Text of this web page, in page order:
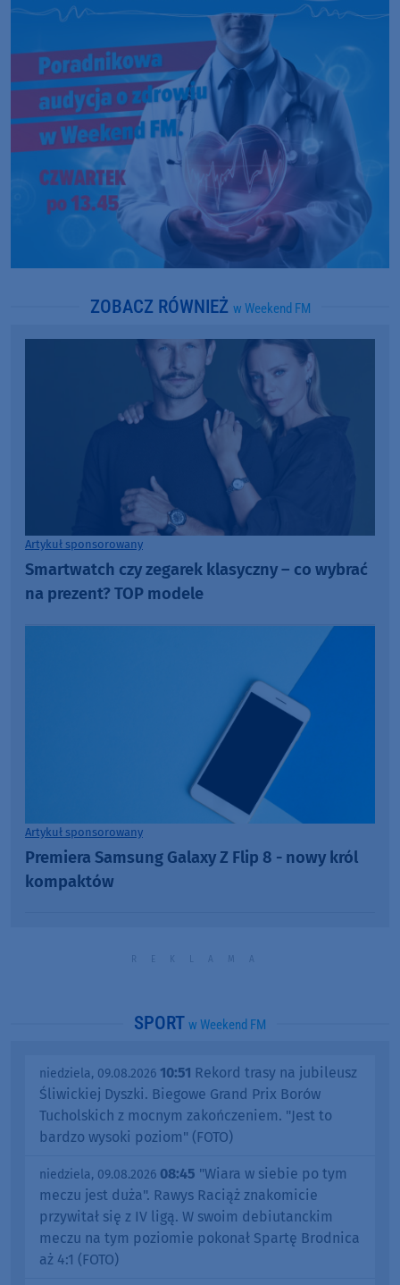
ZOBACZ RÓWNIEŻ w Weekend FM
Artykuł sponsorowany
Smartwatch czy zegarek klasyczny – co wybrać
na prezent? TOP modele
Artykuł sponsorowany
Premiera Samsung Galaxy Z Flip 8 - nowy król
kompaktów
SPORT w Weekend FM
niedziela, 09.08.2026 10:51 Rekord trasy na jubileusz
Śliwickiej Dyszki. Biegowe Grand Prix Borów
Tucholskich z mocnym zakończeniem. "Jest to
bardzo wysoki poziom" (FOTO)
niedziela, 09.08.2026 08:45 "Wiara w siebie po tym
meczu jest duża". Rawys Raciąż znakomicie
przywitał się z IV ligą. W swoim debiutanckim
meczu na tym poziomie pokonał Spartę Brodnica
aż 4:1 (FOTO)